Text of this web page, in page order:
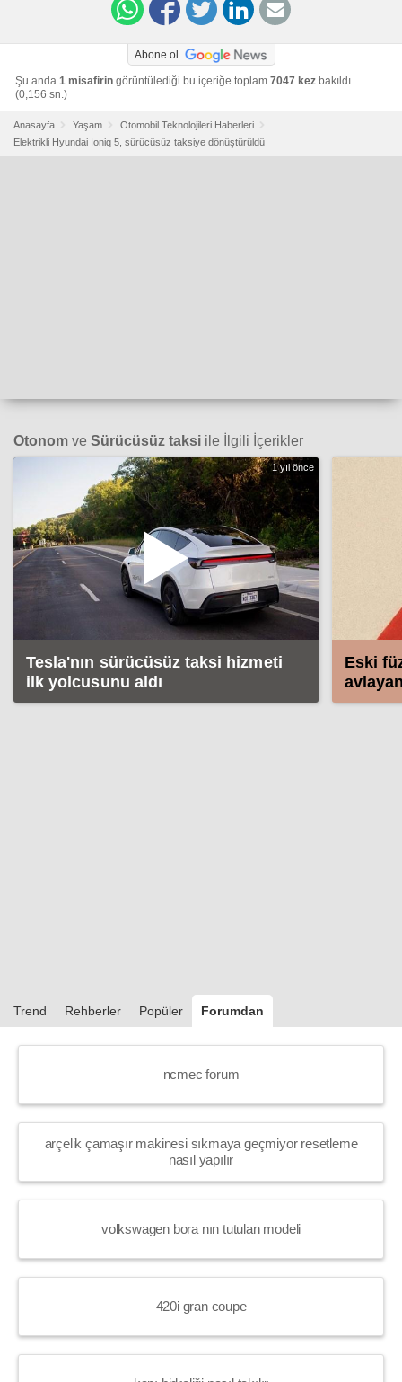
Abone ol
Şu anda 1 misafirin görüntülediği bu içeriğe toplam 7047 kez bakıldı.
(0,156 sn.)
Anasayfa Yaşam
Otomobil Teknolojileri Haberleri
Elektrikli Hyundai Ioniq 5, sürücüsüz taksiye dönüştürüldü
Otonom ve Sürücüsüz taksi ile İlgili İçerikler
1 yıl önce
Tesla'nın sürücüsüz taksi hizmeti
ilk yolcusunu aldı
Eski
Trend Rehberler Popüler Forumdan
ncmec forum
arçelik çamaşır makinesi sıkmaya geçmiyor resetleme
nasıl yapılır
volkswagen bora nın tutulan modeli
420i gran coupe